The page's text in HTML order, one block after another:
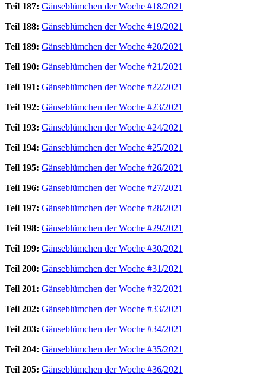
Teil 187: Gänseblümchen der Woche #18/2021
Teil 188: Gänseblümchen der Woche #19/2021
Teil 189: Gänseblümchen der Woche #20/2021
Teil 190: Gänseblümchen der Woche #21/2021
Teil 191: Gänseblümchen der Woche #22/2021
Teil 192: Gänseblümchen der Woche #23/2021
Teil 193: Gänseblümchen der Woche #24/2021
Teil 194: Gänseblümchen der Woche #25/2021
Teil 195: Gänseblümchen der Woche #26/2021
Teil 196: Gänseblümchen der Woche #27/2021
Teil 197: Gänseblümchen der Woche #28/2021
Teil 198: Gänseblümchen der Woche #29/2021
Teil 199: Gänseblümchen der Woche #30/2021
Teil 200: Gänseblümchen der Woche #31/2021
Teil 201: Gänseblümchen der Woche #32/2021
Teil 202: Gänseblümchen der Woche #33/2021
Teil 203: Gänseblümchen der Woche #34/2021
Teil 204: Gänseblümchen der Woche #35/2021
Teil 205: Gänseblümchen der Woche #36/2021